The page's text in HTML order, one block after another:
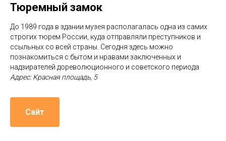
Тюремный замок
До 1989 года в здании музея располагалась одна из самих
строгих тюрем России, куда отправляли преступников и
ссыльных со всей страны. Сегодня здесь можно
познакомиться с бытом и нравами заключенных и
надзирателей дореволюционного и советского периода
Адрес: Красная площадь, 5
Сайт